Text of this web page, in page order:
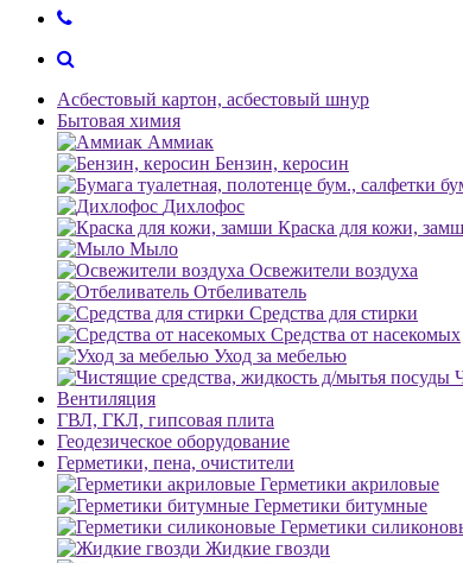
Асбестовый картон, асбестовый шнур
Бытовая химия
Аммиак
Бензин, керосин
Дихлофос
Краска для кожи,
Мыло
Освежители воздуха
Отбеливатель
Средства для стирки
Средства от насекомых
Уход за мебелью
Вентиляция
ГВЛ, ГКЛ, гипсовая плита
Геодезическое оборудование
Герметики, пена, очистители
Герметики акриловые
Герметики битумные
Герметики
Жидкие гвозди